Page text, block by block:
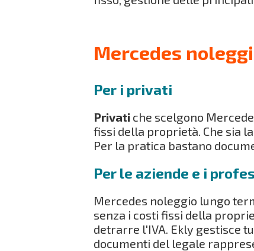
Mercedes
Per i privati
Privati che scelgono
fissi della proprietà. Che sia la
Per la pratica bastano
Per le aziende e i
Mercedes noleggio lungo
senza i costi fissi della
detrarre l'IVA. Ekly gestisce
documenti del legale